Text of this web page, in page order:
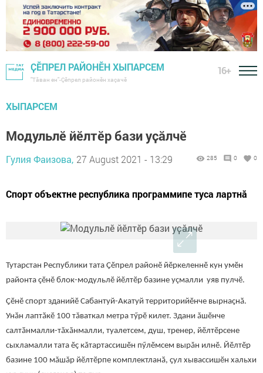
ҪӖПРЕЛ РАЙОНӖН ХЫПАРСЕМ
"Тӑван ен"-Çĕпрел районĕн хаçачӗ
16+
ХЫПАРСЕМ
Модульлӗ йӗлтӗр бази уҫӑлчӗ
Гулия Фаизова, 27 August 2021 - 13:29 285 0 0
Спорт объектне республика программипе туса лартнă
Тутарстан Республики тата Ҫӗпрел районӗ йӗркеленнӗ кун умӗн
районта çӗнӗ блок-модульлӗ йӗлтӗр базине уçмалли уяв пулчӗ.
Ҫӗнӗ спорт зданийӗ Сабантуй-Акатуй территорийӗнче вырнаҫнӑ.
Унӑн лаптӑкӗ 100 тăваткал метра тӳрӗ килет. Здани ăшӗнче
салтӑнмалли-тăхăнмалли, туалетсем, душ, тренер, йӗлтӗрсене
сыхламалли тата ӗç кăтартассишӗн пӳлӗмсем вырăн илнӗ. Йӗлтӗр
базине 100 мăшăр йӗлтӗрпе комплектланӑ, ҫул хывассишӗн хальхи